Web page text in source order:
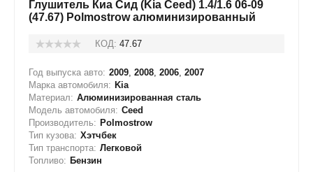
Глушитель Киа Сид (Kia Ceed) 1.4/1.6 06-09
(47.67) Polmostrow алюминизированный
КОД: 47.67
Год выпуска авто: 2009, 2008, 2006, 2007
Марка автомобиля: Kia
Материал: Алюминизированная сталь
Модель автомобиля: Ceed
Производитель: Polmostrow
Тип кузова: Хэтчбек
Тип транспорта: Легковой
Топливо: Бензин